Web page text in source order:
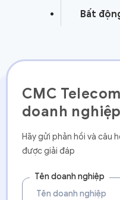
Bất
CMC Telecom
doanh
Hãy gửi phản hồi và câu
được giải đáp
Tên doanh nghiệp